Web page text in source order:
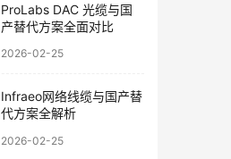
ProLabs DAC 光缆与国
产替代方案全面对比
2026-02-25
Infraeo网络线缆与国产替
代方案全解析
2026-02-25